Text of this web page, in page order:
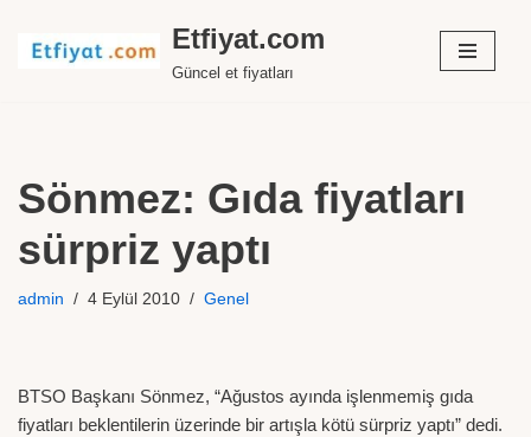
İçeriğe
Etfiyat.com
Güncel et fiyatları
Sönmez: Gıda fiyatları
sürpriz yaptı
admin 4 Eylül 2010 Genel
BTSO Başkanı Sönmez, “Ağustos ayında işlenmemiş gıda
fiyatları beklentilerin üzerinde bir artışla kötü sürpriz yaptı” dedi.